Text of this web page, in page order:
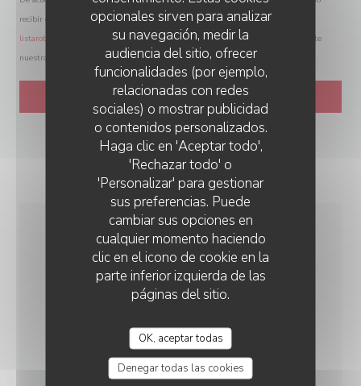
opcionales sirven para analizar
su navegación, medir la
audiencia del sitio, ofrecer
funcionalidades (por ejemplo,
relacionadas con redes
sociales) o mostrar publicidad
o contenidos personalizados.
Haga clic en 'Aceptar todo',
'Rechazar todo' o
'Personalizar' para gestionar
sus preferencias. Puede
cambiar sus opciones en
cualquier momento haciendo
clic en el icono de cookie en la
parte inferior izquierda de las
páginas del sitio.
OK, aceptar todas
Denegar todas las cookies
recibir comunicaciones comerciales inscribiéndose en la Lista Robinson:
listarobinson.es
. Para más información sobre el tratamiento de sus datos, consulte
nuestra
política de privacidad.
INFORMACIÓN
GENERAL
Cocina del Mundo, Cocina Tradicional, Hecho en
casa, productos frescos
CARROUSEL